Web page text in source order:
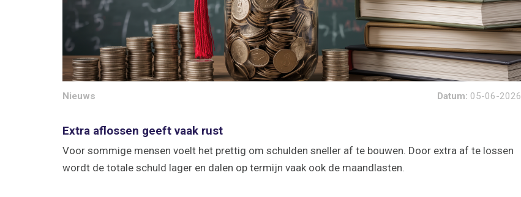
Nieuws Datum: 05-06-2026
Extra aflossen geeft vaak rust
Voor sommige mensen voelt het prettig om schulden sneller af te bouwen. Door extra af te lossen
wordt de totale schuld lager en dalen op termijn vaak ook de maandlasten.